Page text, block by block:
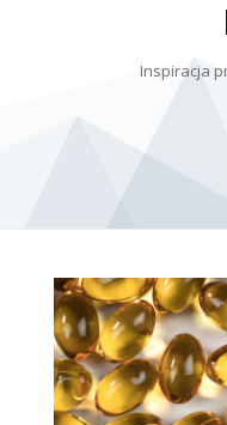
Inspiracja